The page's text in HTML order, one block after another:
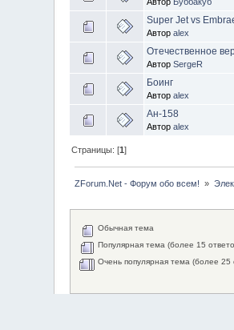
Super Jet vs
Авторalex
Отечественное
АвторSergeR
Боинг
Авторalex
Ан-158
Авторalex
Страницы: [1]
ZForum.Net - Форум обо всем! »
Обычная тема
Популярная тема (более 15
Очень популярная тема (более 25